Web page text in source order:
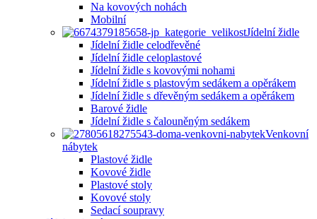
Na kovových nohách
Mobilní
Jídelní židle
Jídelní židle celodřevěné
Jídelní židle celoplastové
Jídelní židle s kovovými nohami
Jídelní židle s plastovým sedákem a opěrákem
Jídelní židle s dřevěným sedákem a opěrákem
Barové židle
Jídelní židle s čalouněným sedákem
Venkovní
nábytek
Plastové židle
Kovové židle
Plastové stoly
Kovové stoly
Sedací soupravy